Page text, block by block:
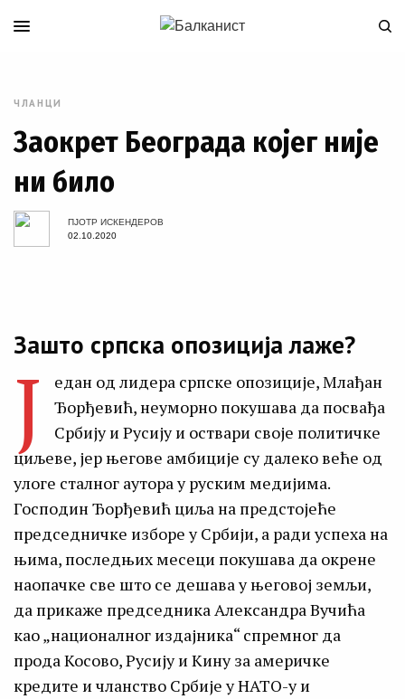
ЧЛАНЦИ
Заокрет Београда којег није
ни било
ПJOТР ИСКЕНДЕРОВ
02.10.2020
Зашто српска опозиција лаже?
Ј
едан од лидера српске опозиције, Млађан
Ђорђевић, неуморно покушава да посвађа
Србију и Русију и оствари своје политичке
циљеве, јер његове амбиције су далеко веће од
улоге сталног аутора у руским медијима.
Господин Ђорђевић циља на предстојеће
председничке изборе у Србији, а ради успеха на
њима, последњих месеци покушава да окрене
наопачке све што се дешава у његовој земљи,
да прикаже председника Александра Вучића
као „националног издајника“ спремног да
прода Косово, Русију и Кину за америчке
кредите и чланство Србије у НАТО-у и